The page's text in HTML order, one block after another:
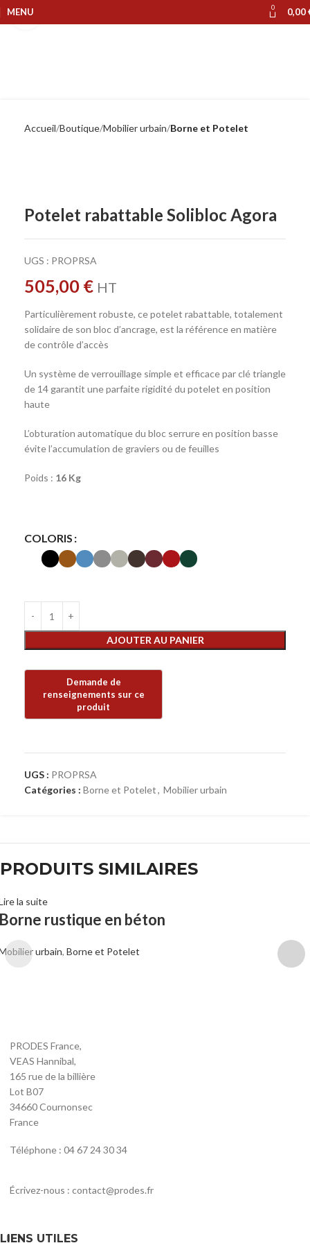
MENU 0 0,00
Accueil Boutique Mobilier urbain Borne et Potelet
Potelet rabattable Solibloc Agora
UGS : PROPRSA
505,00 € HT
Particulièrement robuste, ce potelet rabattable, totalement
solidaire de son bloc d’ancrage, est la référence en matière
de contrôle d’accès
Un système de verrouillage simple et efficace par clé triangle
de 14 garantit une parfaite rigidité du potelet en position
haute
L’obturation automatique du bloc serrure en position basse
évite l’accumulation de graviers ou de feuilles
Poids : 16 Kg
COLORIS
AJOUTER AU PANIER
UGS : PROPRSA
Catégories : Borne et Potelet, Mobilier urbain
PRODUITS SIMILAIRES
la suite
rustique en béton
urbain,Borne et Potelet
PRODES France,
VEAS Hannibal,
165 rue de la billière
Lot B07
34660 Cournonsec
France
Téléphone : 04 67 24 30 34
Écrivez-nous : contact@prodes.fr
LIENS UTILES